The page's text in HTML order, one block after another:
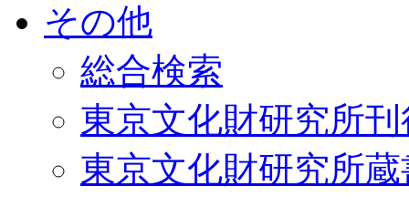
その他
総合検索
東京文化財研究所
東京文化財研究所